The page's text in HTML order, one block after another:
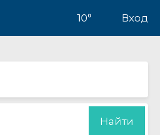
10° Вход
Найти